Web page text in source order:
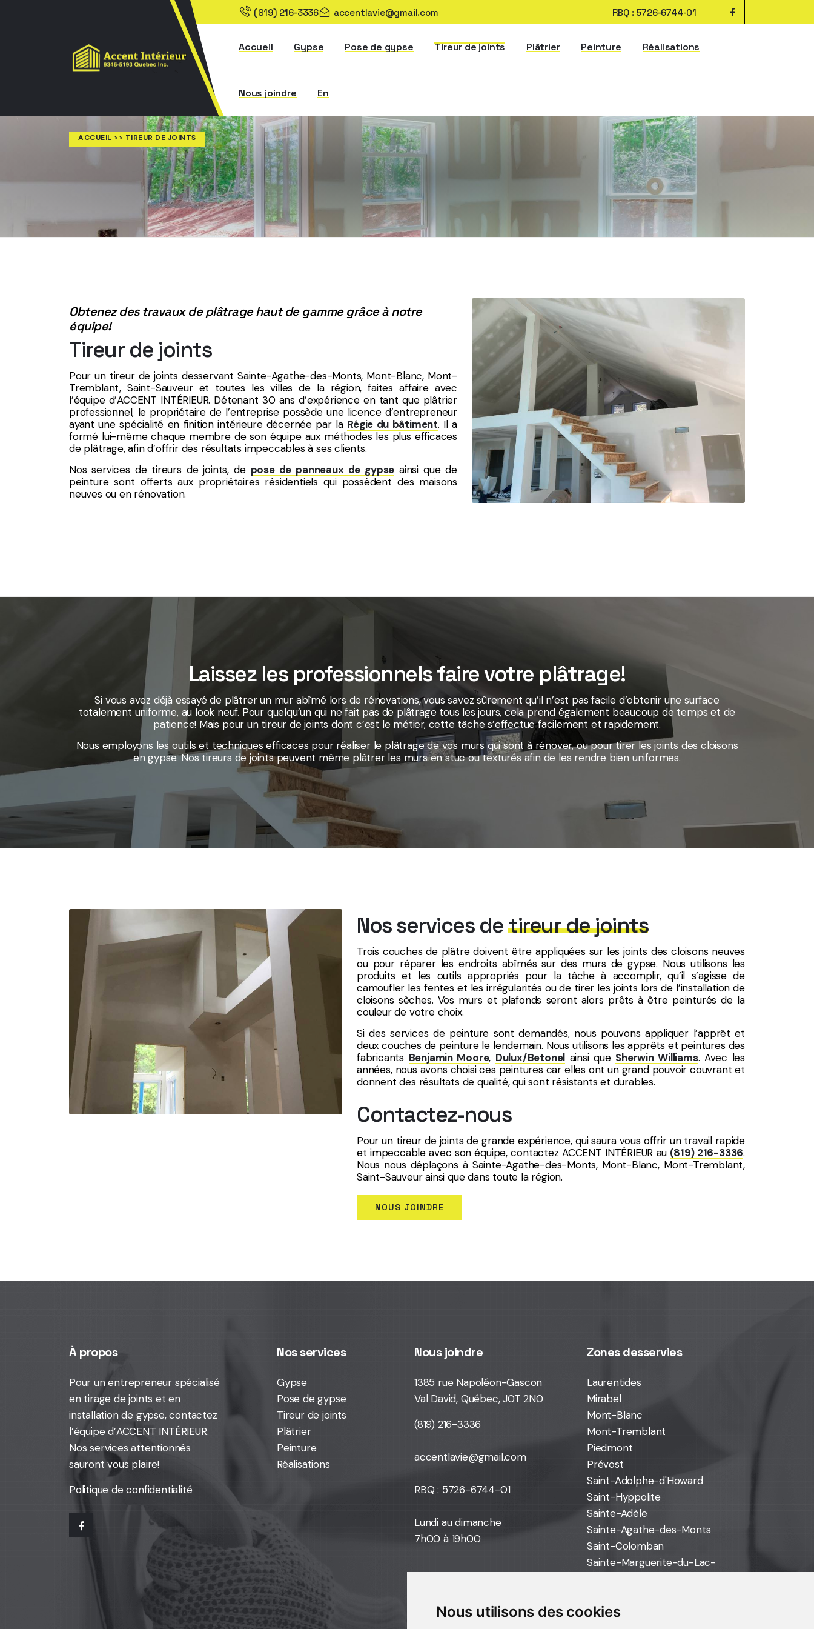
Nous utilisons des cookies
(819) 216-3336 accentlavie@gmail.com RBQ : 5726-6744-01
Accueil Gypse Pose de gypse Tireur de joints Plâtrier Peinture Réalisations
Nous joindre En
ACCUEIL >> TIREUR DE JOINTS
Obtenez des travaux de plâtrage haut de gamme grâce à notre
équipe!
Tireur de joints
Pour un tireur de joints desservant Sainte-Agathe-des-Monts, Mont-Blanc, Mont-
Tremblant, Saint-Sauveur et toutes les villes de la région, faites affaire avec
l’équipe d’ACCENT INTÉRIEUR. Détenant 30 ans d’expérience en tant que plâtrier
professionnel, le propriétaire de l’entreprise possède une licence d’entrepreneur
ayant une spécialité en finition intérieure décernée par la Régie du bâtiment. Il a
formé lui-même chaque membre de son équipe aux méthodes les plus efficaces
de plâtrage, afin d’offrir des résultats impeccables à ses clients.
Nos services de tireurs de joints, de pose de panneaux de gypse ainsi que de
peinture sont offerts aux propriétaires résidentiels qui possèdent des maisons
neuves ou en rénovation.
Laissez les professionnels faire votre plâtrage!
Si vous avez déjà essayé de plâtrer un mur abîmé lors de rénovations, vous savez sûrement qu’il n’est pas facile d’obtenir une surface
totalement uniforme, au look neuf. Pour quelqu’un qui ne fait pas de plâtrage tous les jours, cela prend également beaucoup de temps et de
patience! Mais pour un tireur de joints dont c’est le métier, cette tâche s’effectue facilement et rapidement.
Nous employons les outils et techniques efficaces pour réaliser le plâtrage de vos murs qui sont à rénover, ou pour tirer les joints des cloisons
en gypse. Nos tireurs de joints peuvent même plâtrer les murs en stuc ou texturés afin de les rendre bien uniformes.
Nos services detireur de joints
Trois couches de plâtre doivent être appliquées sur les joints des cloisons neuves
ou pour réparer les endroits abîmés sur des murs de gypse. Nous utilisons les
produits et les outils appropriés pour la tâche à accomplir, qu’il s’agisse de
camoufler les fentes et les irrégularités ou de tirer les joints lors de l’installation de
cloisons sèches. Vos murs et plafonds seront alors prêts à être peinturés de la
couleur de votre choix.
Si des services de peinture sont demandés, nous pouvons appliquer l’apprêt et
deux couches de peinture le lendemain. Nous utilisons les apprêts et peintures des
fabricants Benjamin Moore, Dulux/Betonel ainsi que Sherwin Williams. Avec les
années, nous avons choisi ces peintures car elles ont un grand pouvoir couvrant et
donnent des résultats de qualité, qui sont résistants et durables.
Contactez-nous
Pour un tireur de joints de grande expérience, qui saura vous offrir un travail rapide
et impeccable avec son équipe, contactez ACCENT INTÉRIEUR au (819) 216-3336.
Nous nous déplaçons à Sainte-Agathe-des-Monts, Mont-Blanc, Mont-Tremblant,
Saint-Sauveur ainsi que dans toute la région.
NOUS JOINDRE
À propos
Pour un entrepreneur spécialisé
en tirage de joints et en
installation de gypse,contactez
l’équipe d’ACCENT INTÉRIEUR.
Nos services attentionnés
sauront vous plaire!
Politique de confidentialité
Nos services
Gypse
Pose de gypse
Tireur de joints
Plâtrier
Peinture
Réalisations
Nous joindre
1385 rue Napoléon-Gascon
Val David, Québec, J0T 2N0
(819) 216-3336
accentlavie@gmail.com
RBQ : 5726-6744-01
Lundi au dimanche
7h00 à 19h00
Zones desservies
Laurentides
Mirabel
Mont-Blanc
Mont-Tremblant
Piedmont
Prévost
Saint-Adolphe-d'Howard
Saint-Hyppolite
Sainte-Adèle
Sainte-Agathe-des-Monts
Saint-Colomban
Sainte-Marguerite-du-Lac-
Saint-Sauveur